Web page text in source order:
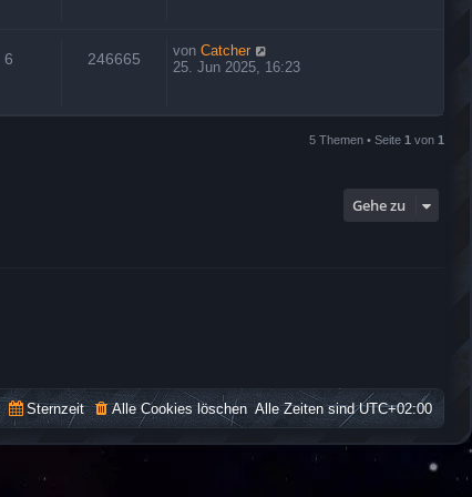
6 246665 von Catcher
25. Jun 2025, 16:23
5 Themen • Seite 1 von 1
Gehe zu
Alle Zeiten sindUTC+02:00
Alle Cookies löschen
Sternzeit